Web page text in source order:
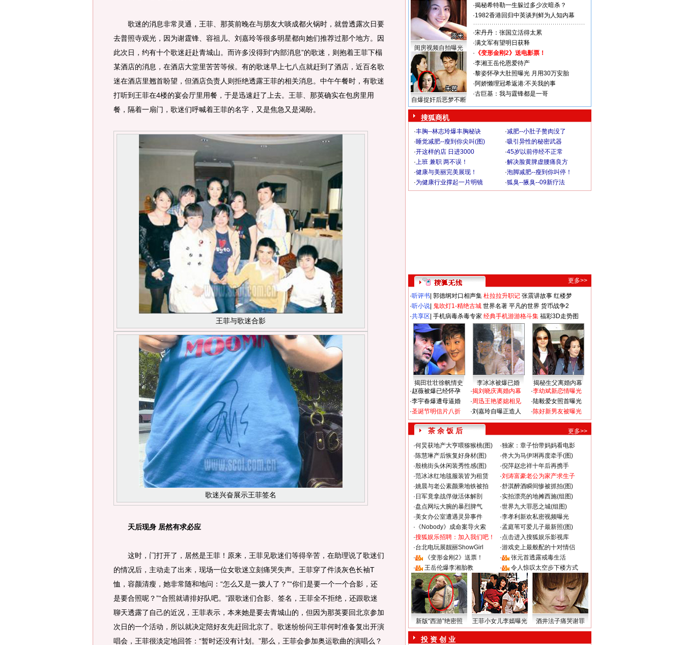
歌迷的消息非常灵通，王菲、那英前晚在与朋友大啖成都火锅时，就曾透露次日要
去普照寺观光，因为谢霆锋、容祖儿、刘嘉玲等很多明星都向她们推荐过那个地方。因
此次日，约有十个歌迷赶赴青城山。而许多没得到“内部消息”的歌迷，则抱着王菲下榻
某酒店的消息，在酒店大堂里苦苦等候。有的歌迷早上七八点就赶到了酒店，近百名歌
迷在酒店里翘首盼望，但酒店负责人则拒绝透露王菲的相关消息。中午午餐时，有歌迷
打听到王菲在4楼的宴会厅里用餐，于是迅速赶了上去。王菲、那英确实在包房里用
餐，隔着一扇门，歌迷们呼喊着王菲的名字，又是焦急又是渴盼。
王菲与歌迷合影
歌迷兴奋展示王菲签名
天后现身 居然有求必应
这时，门打开了，居然是王菲！原来，王菲见歌迷们等得辛苦，在助理说了歌迷们
的情况后，主动走了出来，现场一位女歌迷立刻痛哭失声。王菲穿了件淡灰色长袖T
恤，容颜清瘦，她非常随和地问：“怎么又是一拨人了？”“你们是要一个一个合影，还
是要合照呢？”“合照就请排好队吧。”跟歌迷们合影、签名，王菲全不拒绝，还跟歌迷
聊天透露了自己的近况，王菲表示，本来她是要去青城山的，但因为那英要回北京参加
次日的一个活动，所以就决定陪好友先赶回北京了。歌迷纷纷问王菲何时准备复出开演
唱会，王菲很淡定地回答：“暂时还没有计划。”那么，王菲会参加奥运歌曲的演唱么？
闺房视频自拍曝光
自爆捉奸后恶梦不断
·揭秘希特勒一生躲过多少次暗杀？
·1982香港回归中英谈判鲜为人知内幕
·宋丹丹：张国立活得太累
·满文军有望明日获释
· 《变形金刚2》送电影票！
·李湘王岳伦恩爱待产
·黎姿怀孕大肚照曝光 月用30万安胎
·阿娇懒理冠希返港:不关我的事
·古巨基：我与霆锋都是一哥
搜狐商机
·丰胸--林志玲爆丰胸秘诀 ·减肥--小肚子赘肉没了
·睡觉减肥--瘦到你尖叫(图) ·吸引异性的秘密武器
·开这样的店 日进3000 ·45岁以前停经不正常
·上班 兼职 两不误！ ·解决脸黄脾虚腰痛良方
·健康与美丽完美展现！ ·泡脚减肥--瘦到你叫停！
·为健康行业撑起一片明镜 ·狐臭--腋臭--09新疗法
更多>>
·听评书 郭德纲对口相声集 杜拉拉升职记 张震讲故事 红楼梦
·听小说 鬼吹灯1-精绝古城 世界名著 平凡的世界 货币战争2
·共享区 手机病毒杀毒专家 经典手机游游格斗集 福彩3D走势图
揭田壮壮徐帆情史 李冰冰被爆已婚
揭秘生父离婚内幕
·赵薇被爆已经怀孕
·李宇春爆遭母逼婚
·圣诞节明信片八折
·揭刘晓庆离婚内幕
·周迅王艳婆媳相见
·刘嘉玲自曝正造人
·李幼斌新恋情曝光
·陆毅爱女照首曝光
·陈好新男友被曝光
茶 余 饭 后
更多>>
·何炅获地产大亨喂猕猴桃(图) ·独家：章子怡带妈妈看电影
·陈慧琳产后恢复好身材(图) ·佟大为马伊琍再度牵手(图)
·殷桃街头休闲装秀性感(图) ·倪萍赵忠祥十年后再携手
·范冰冰红地毯服装皆为租赁 ·刘涛富豪老公为家产求生子
·姚晨与老公素颜乘地铁被拍 ·舒淇醉酒瞬间惨被抓拍(图)
· 日军竟拿战俘做活体解剖 ·实拍漂亮的地摊西施(组图)
·盘点网坛大腕的暴烈脾气 ·世界九大罪恶之城(组图)
·美女办公室遭遇灵异事件 ·李孝利新欢私密视频曝光
· 《Nobody》成命案导火索 ·孟庭苇可爱儿子最新照(图)
·搜狐娱乐招聘：加入我们吧！ ·点击进入搜狐娱乐影视库
·台北电玩展靓丽ShowGirl ·游戏史上最般配的十对情侣
·
《变形金刚2》送票！ ·
张元首透露戒毒生活
·
王岳伦爆李湘胎教 · 令人惊叹太空步下楼方式
新版“西游”绝密照 王菲小女儿李嫣曝光 酒井法子痛哭谢罪
投 资 创 业